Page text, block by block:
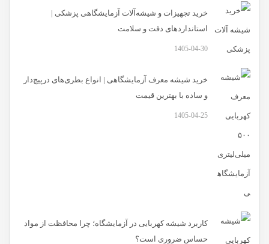
خرید تجهیزات و شیشه‌آلات آزمایشگاهی پزشکی |
استانداردهای دقت و سلامت
1405-04-30
خرید شیشه معرف آزمایشگاهی | انواع بطری‌های در‌پیچ‌دار
و ساده با بهترین قیمت
1405-04-25
کاربرد شیشه کهربایی در آزمایشگاه؛ چرا محافظت از مواد
حساس ضروری است؟